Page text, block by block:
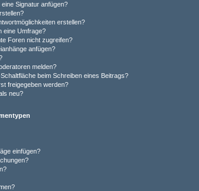
Signatur anfügen?
erstellen?
eine Umfrage?
Foren nicht zugreifen?
anfügen?
melden?
beim Schreiben eines Beitrags?
freigegeben werden?
neu?
einfügen?